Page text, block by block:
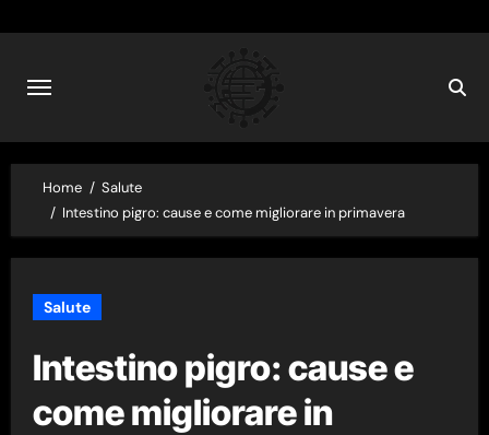
content
Home
Salute
Intestino pigro: cause e come migliorare in primavera
Salute
Intestino pigro: cause e
come migliorare in